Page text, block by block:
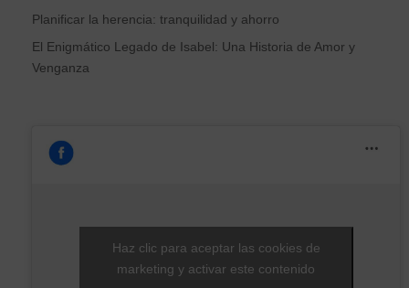
Planificar la herencia: tranquilidad y ahorro
El Enigmático Legado de Isabel: Una Historia de Amor y
Venganza
Haz clic para aceptar las cookies de
marketing y activar este contenido